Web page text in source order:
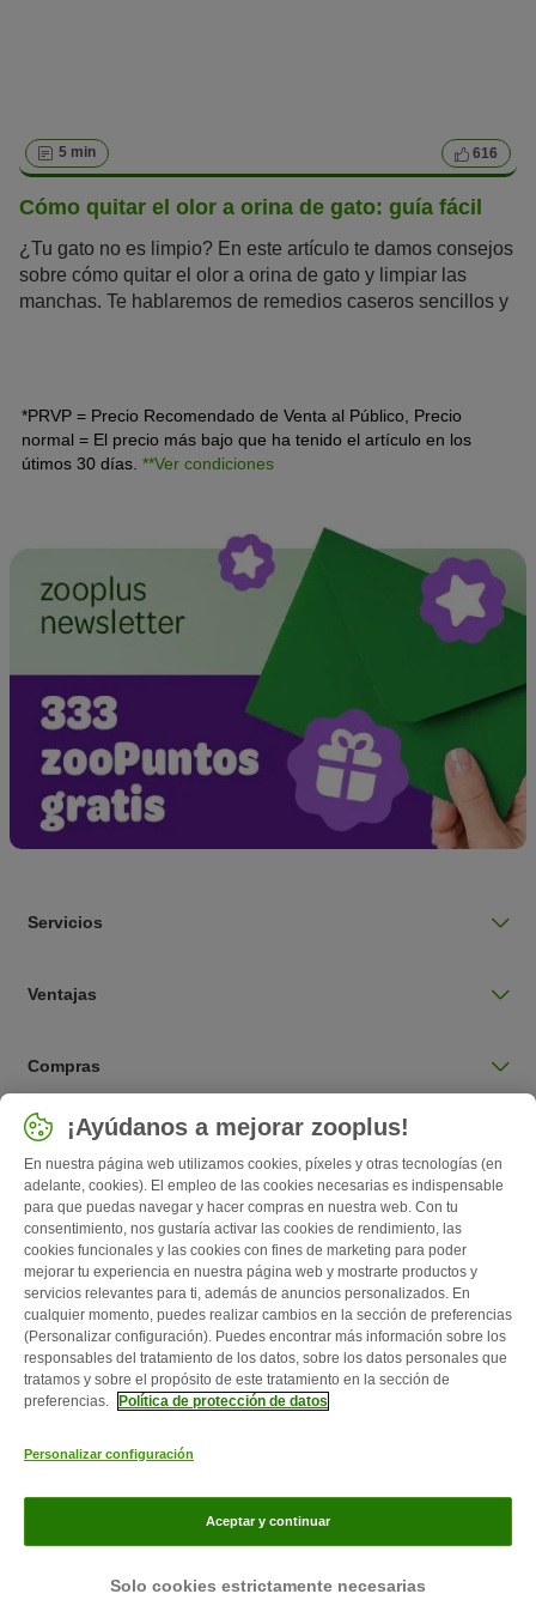
5 min 616
Cómo quitar el olor a orina de gato: guía fácil
¿Tu gato no es limpio? En este artículo te damos consejos
sobre cómo quitar el olor a orina de gato y limpiar las
manchas. Te hablaremos de remedios caseros sencillos y
*PRVP = Precio Recomendado de Venta al Público, Precio
normal = El precio más bajo que ha tenido el artículo en los
útimos 30 días. **Ver condiciones
Servicios
Ventajas
Compras
Seleccionar país
España / ES
Follow zooplus
Quiénes somos Empleo
Contacto
Gastos de envío y plazo de entrega
Formas de pago
Protección de datos
¡Ayúdanos a mejorar zooplus!
En nuestra página web utilizamos cookies, píxeles y otras tecnologías (en
adelante, cookies). El empleo de las cookies necesarias es indispensable
para que puedas navegar y hacer compras en nuestra web. Con tu
consentimiento, nos gustaría activar las cookies de rendimiento, las
cookies funcionales y las cookies con fines de marketing para poder
mejorar tu experiencia en nuestra página web y mostrarte productos y
servicios relevantes para ti, además de anuncios personalizados. En
cualquier momento, puedes realizar cambios en la sección de preferencias
(Personalizar configuración). Puedes encontrar más información sobre los
responsables del tratamiento de los datos, sobre los datos personales que
tratamos y sobre el propósito de este tratamiento en la sección de
preferencias.
Política de protección de datos
Personalizar configuración
Solo cookies estrictamente necesarias
Aceptar y continuar